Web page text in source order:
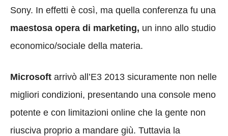
Sony. In effetti è così, ma quella conferenza fu una
maestosa opera di marketing, un inno allo studio
economico/sociale della materia.
Microsoft arrivò all’E3 2013 sicuramente non nelle
migliori condizioni, presentando una console meno
potente e con limitazioni online che la gente non
riusciva proprio a mandare giù. Tuttavia la